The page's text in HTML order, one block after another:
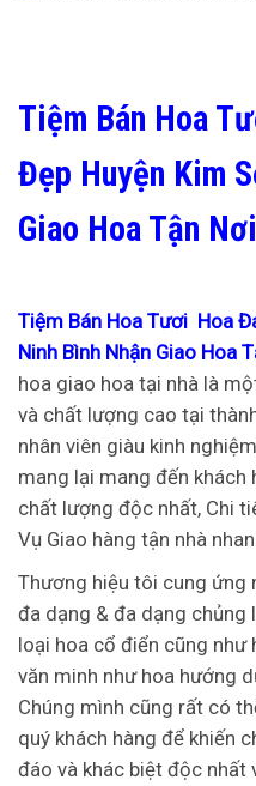
Tiệm Bán Hoa
Đẹp Huyện Kim
Giao Hoa Tận Nơi
Tiệm Bán Hoa Tươi Hoa
Ninh Bình Nhận Giao Hoa
hoa giao hoa tại nhà là
và chất lượng cao tại
nhân viên giàu kinh
mang lại mang đến khách
chất lượng độc nhất, Chi
Vụ Giao hàng tận nhà
Thương hiệu tôi cung
đa dạng & đa dạng
loại hoa cổ điển cũng như
văn minh như hoa hướng
Chúng mình cũng rất có
quý khách hàng để khiến
đáo và khác biệt độc nhất